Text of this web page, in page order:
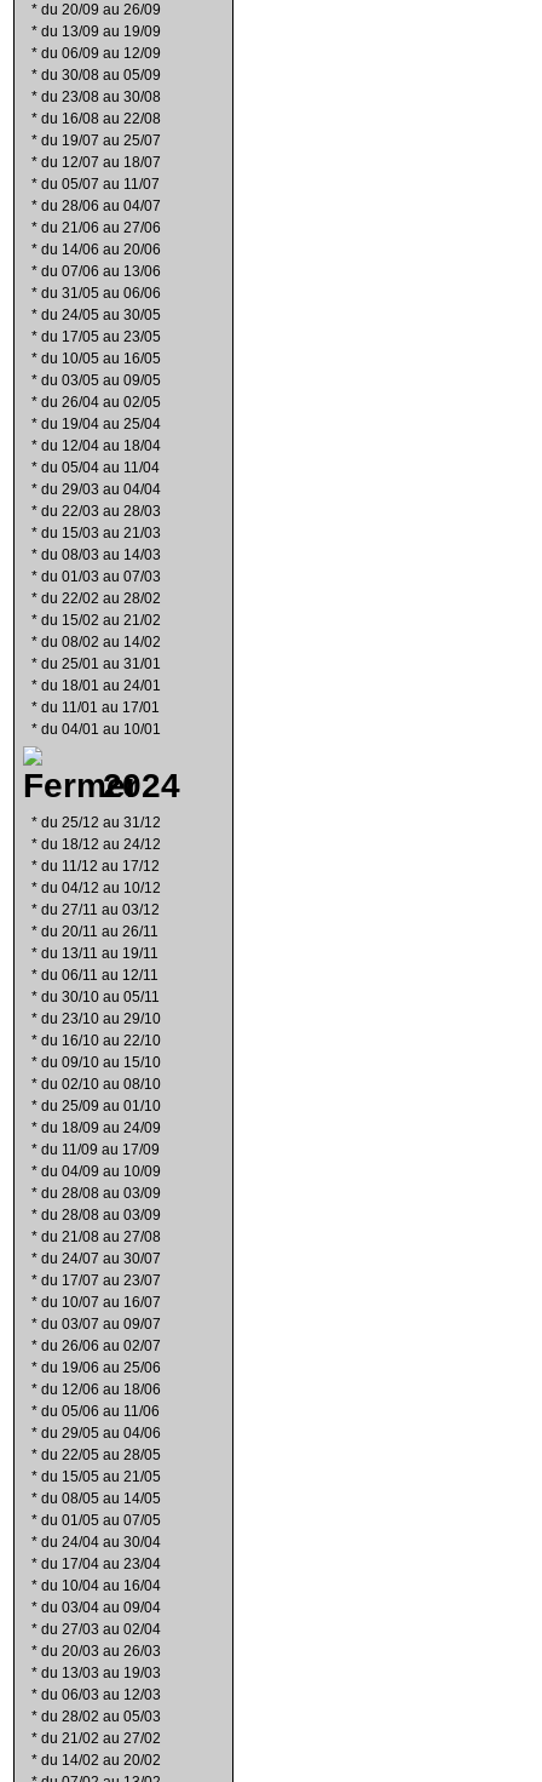
* du 20/09 au 26/09
* du 13/09 au 19/09
* du 06/09 au 12/09
* du 30/08 au 05/09
* du 23/08 au 30/08
* du 16/08 au 22/08
* du 19/07 au 25/07
* du 12/07 au 18/07
* du 05/07 au 11/07
* du 28/06 au 04/07
* du 21/06 au 27/06
* du 14/06 au 20/06
* du 07/06 au 13/06
* du 31/05 au 06/06
* du 24/05 au 30/05
* du 17/05 au 23/05
* du 10/05 au 16/05
* du 03/05 au 09/05
* du 26/04 au 02/05
* du 19/04 au 25/04
* du 12/04 au 18/04
* du 05/04 au 11/04
* du 29/03 au 04/04
* du 22/03 au 28/03
* du 15/03 au 21/03
* du 08/03 au 14/03
* du 01/03 au 07/03
* du 22/02 au 28/02
* du 15/02 au 21/02
* du 08/02 au 14/02
* du 25/01 au 31/01
* du 18/01 au 24/01
* du 11/01 au 17/01
* du 04/01 au 10/01
2024
* du 25/12 au 31/12
* du 18/12 au 24/12
* du 11/12 au 17/12
* du 04/12 au 10/12
* du 27/11 au 03/12
* du 20/11 au 26/11
* du 13/11 au 19/11
* du 06/11 au 12/11
* du 30/10 au 05/11
* du 23/10 au 29/10
* du 16/10 au 22/10
* du 09/10 au 15/10
* du 02/10 au 08/10
* du 25/09 au 01/10
* du 18/09 au 24/09
* du 11/09 au 17/09
* du 04/09 au 10/09
* du 28/08 au 03/09
* du 28/08 au 03/09
* du 21/08 au 27/08
* du 24/07 au 30/07
* du 17/07 au 23/07
* du 10/07 au 16/07
* du 03/07 au 09/07
* du 26/06 au 02/07
* du 19/06 au 25/06
* du 12/06 au 18/06
* du 05/06 au 11/06
* du 29/05 au 04/06
* du 22/05 au 28/05
* du 15/05 au 21/05
* du 08/05 au 14/05
* du 01/05 au 07/05
* du 24/04 au 30/04
* du 17/04 au 23/04
* du 10/04 au 16/04
* du 03/04 au 09/04
* du 27/03 au 02/04
* du 20/03 au 26/03
* du 13/03 au 19/03
* du 06/03 au 12/03
* du 28/02 au 05/03
* du 21/02 au 27/02
* du 14/02 au 20/02